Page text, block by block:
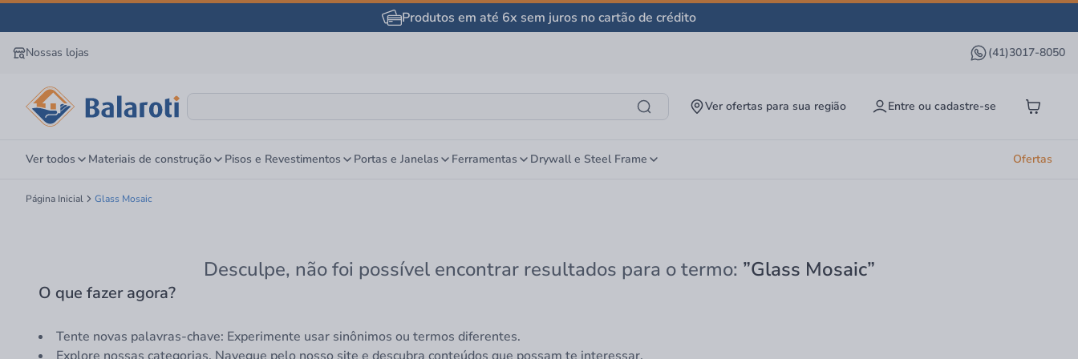
Produtos em até 6x sem juros no cartão de crédito
Nossas lojas (41)3017-8050
Ver ofertas para sua região Entre ou cadastre-se
Ver todos Materiais de construção Pisos e Revestimentos Portas e Janelas Ferramentas Drywall e Steel Frame Ofertas
Página Inicial Glass Mosaic
Desculpe, não foi possível encontrar resultados para o termo: ”Glass Mosaic”
O que fazer agora?
Tente novas palavras-chave: Experimente usar sinônimos ou termos diferentes.